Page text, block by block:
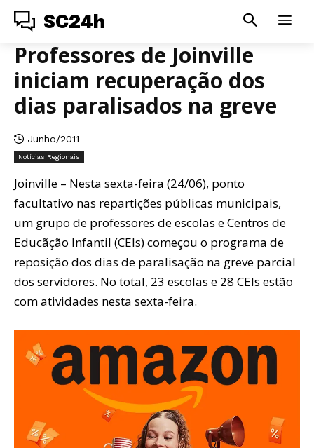
SC24h
Professores de Joinville
iniciam recuperação dos
dias paralisados na greve
Junho/2011
Notícias Regionais
Joinville – Nesta sexta-feira (24/06), ponto
facultativo nas repartições públicas municipais,
um grupo de professores de escolas e Centros de
Educãção Infantil (CEIs) começou o programa de
reposição dos dias de paralisação na greve parcial
dos servidores. No total, 23 escolas e 28 CEIs estão
com atividades nesta sexta-feira.